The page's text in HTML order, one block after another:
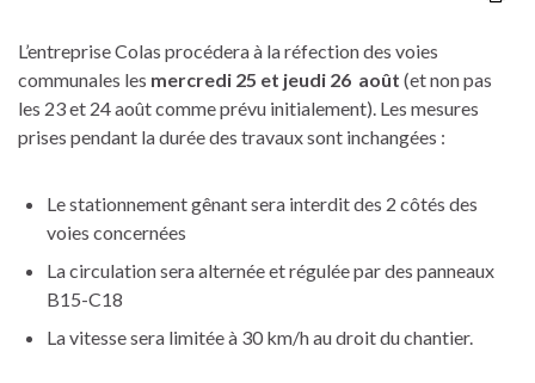
L’entreprise Colas procédera à la réfection des voies
communales les mercredi 25 et jeudi 26 août (et non pas
les 23 et 24 août comme prévu initialement). Les mesures
prises pendant la durée des travaux sont inchangées :
Le stationnement gênant sera interdit des 2 côtés des
voies concernées
La circulation sera alternée et régulée par des panneaux
B15-C18
La vitesse sera limitée à 30 km/h au droit du chantier.